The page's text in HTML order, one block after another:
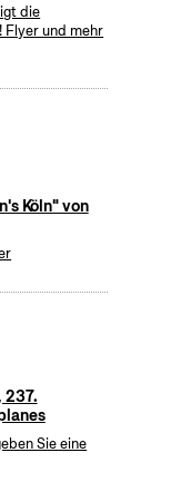
die
Flyer und mehr
Köln" von
237.
Sie eine